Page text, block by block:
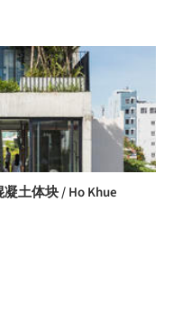
土体块 / Ho Khue